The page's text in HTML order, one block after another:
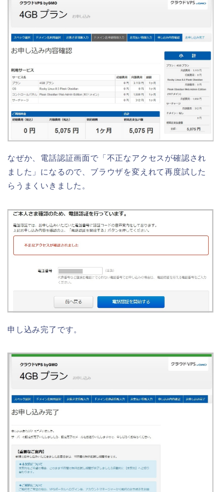
なぜか、電話認証画面で「不正なアクセスが確認され
ました」になるので、ブラウザを変えれて再度試した
らうまくいきました。
申し込み完了です。